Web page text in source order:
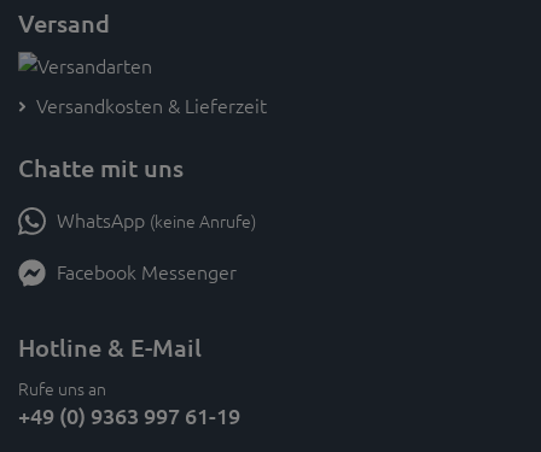
Versand
Versandkosten & Lieferzeit
Chatte mit uns
WhatsApp (keine Anrufe)
Facebook Messenger
Hotline & E-Mail
Rufe uns an
+49 (0) 9363 997 61-19